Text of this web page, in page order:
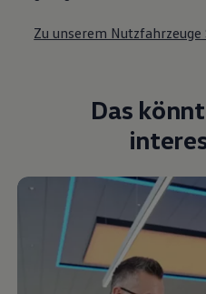
Zu unserem
Das